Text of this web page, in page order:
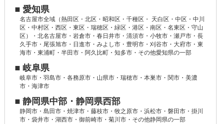
■ 愛知県
名古屋市全域（熱田区・北区・昭和区・千種区・ 天白区・中区・中川
区・中村区・西区・東区・瑞穂区・緑区・港区・南区・名東区・守山
区）・北名古屋市・岩倉市・春日井市・清須市・小牧市・瀬戸市・長
久手市・尾張旭市・日進市・みよし市・豊明市・刈谷市・大府市・東
海市・東浦町・半田市・阿久比町・知多市・その他愛知県の一部
■ 岐阜県
岐阜市・羽島市・各務原市・山県市・瑞穂市・本巣市・関市・美濃
市・海津市
■ 静岡県中部・静岡県西部
静岡市・島田市・焼津市・藤枝市・牧之原市・浜松市・磐田市・掛川
市・袋井市・湖西市・御前崎市・菊川市・その他静岡県の一部